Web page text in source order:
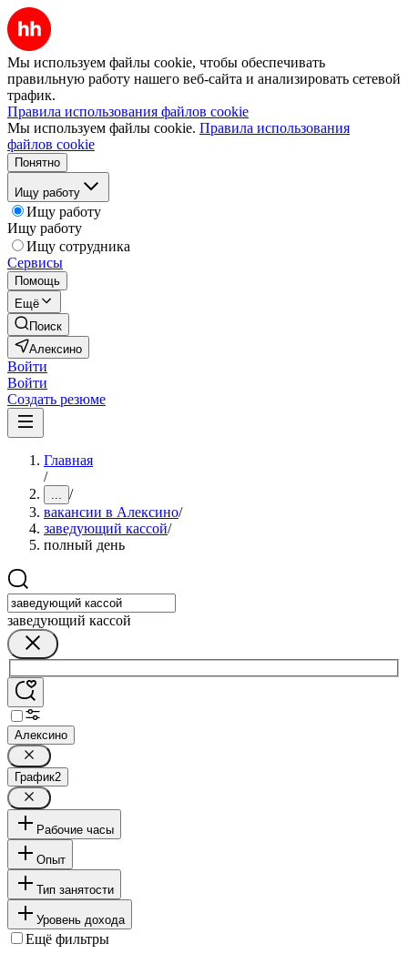
Мы используем файлы cookie, чтобы обеспечивать
правильную работу нашего веб-сайта и анализировать сетевой
трафик.
Правила использования файлов cookie
Мы используем файлы cookie. Правила использования
файлов cookie
Понятно
Ищу работу
Ищу работу
Ищу работу
Ищу сотрудника
Сервисы
Помощь
Ещё
Поиск
Алексино
Войти
Войти
Создать резюме
Главная
/
... /
вакансии в Алексино/
заведующий кассой/
полный день
заведующий кассой
Алексино
График2
Рабочие часы
Опыт
Тип занятости
Уровень дохода
Ещё фильтры